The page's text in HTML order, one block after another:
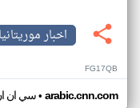
اخبار موريتانيا
FG17QB
سي ان• arabic.cnn.com